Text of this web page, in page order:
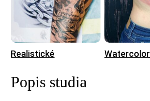
Realistické Watercolor
Popis studia